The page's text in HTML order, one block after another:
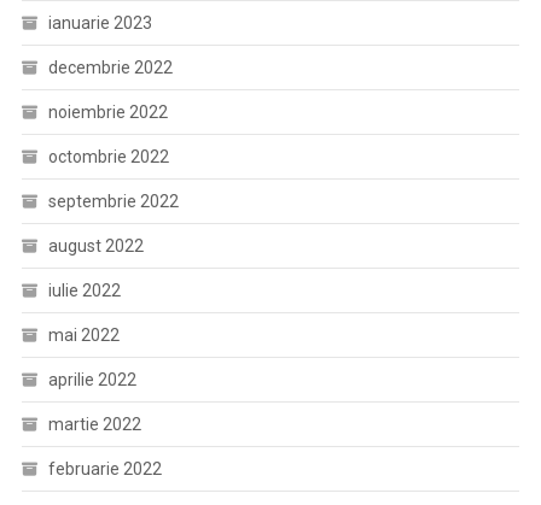
ianuarie 2023
decembrie 2022
noiembrie 2022
octombrie 2022
septembrie 2022
august 2022
iulie 2022
mai 2022
aprilie 2022
martie 2022
februarie 2022